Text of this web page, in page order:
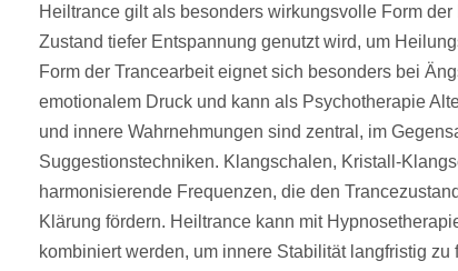
Heiltrance gilt als besonders wirkungsvolle Form
Zustand tiefer Entspannung genutzt wird, um
Form der Trancearbeit eignet sich besonders bei
emotionalem Druck und kann als Psychotherapie
und innere Wahrnehmungen sind zentral, im
Suggestionstechniken. Klangschalen, Kristall-
harmonisierende Frequenzen, die den
Klärung fördern. Heiltrance kann mit
kombiniert werden, um innere Stabilität langfristig